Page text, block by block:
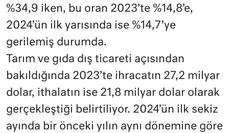
%34,9 iken, bu oran 2023’te %14,8’e,
2024’ün ilk yarısında ise %14,7’ye
gerilemiş durumda.
Tarım ve gıda dış ticareti açısından
bakıldığında 2023’te ihracatın 27,2 milyar
dolar, ithalatın ise 21,8 milyar dolar olarak
gerçekleştiği belirtiliyor. 2024’ün ilk sekiz
ayında bir önceki yılın aynı dönemine göre